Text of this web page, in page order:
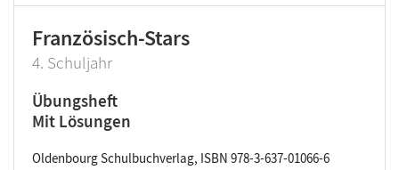
Französisch-Stars
4. Schuljahr
Übungsheft
Mit Lösungen
Oldenbourg Schulbuchverlag, ISBN 978-3-637-01066-6